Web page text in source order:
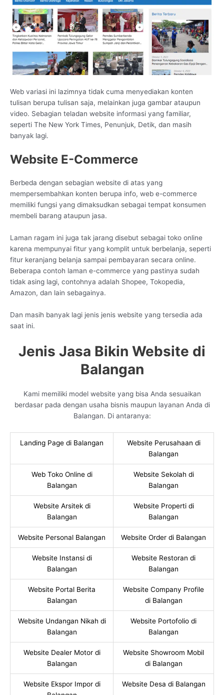
Web variasi ini lazimnya tidak cuma menyediakan konten
tulisan berupa tulisan saja, melainkan juga gambar ataupun
video. Sebagian teladan website informasi yang familiar,
seperti The New York Times, Penunjuk, Detik, dan masih
banyak lagi.
Website E-Commerce
Berbeda dengan sebagian website di atas yang
mempersembahkan konten berupa info, web e-commerce
memiliki fungsi yang dimaksudkan sebagai tempat konsumen
membeli barang ataupun jasa.
Laman ragam ini juga tak jarang disebut sebagai toko online
karena mempunyai fitur yang komplit untuk berbelanja, seperti
fitur keranjang belanja sampai pembayaran secara online.
Beberapa contoh laman e-commerce yang pastinya sudah
tidak asing lagi, contohnya adalah Shopee, Tokopedia,
Amazon, dan lain sebagainya.
Dan masih banyak lagi jenis jenis website yang tersedia ada
saat ini.
Jenis Jasa Bikin Website di
Balangan
Kami memiliki model website yang bisa Anda sesuaikan
berdasar pada dengan usaha bisnis maupun layanan Anda di
Balangan. Di antaranya:
Landing Page di Balangan
Website Perusahaan di
Balangan
Web Toko Online di
Balangan
Website Sekolah di
Balangan
Website Arsitek di
Balangan
Website Properti di
Balangan
Website Personal Balangan Website Order di Balangan
Website Instansi di
Balangan
Website Restoran di
Balangan
Website Portal Berita
Balangan
Website Company Profile
di Balangan
Website Undangan Nikah di
Balangan
Website Portofolio di
Balangan
Website Dealer Motor di
Balangan
Website Showroom Mobil
di Balangan
Website Ekspor Impor di
Website Desa di Balangan